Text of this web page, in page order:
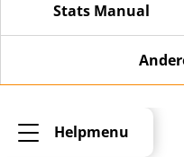
Stats Manual
Helpmenu